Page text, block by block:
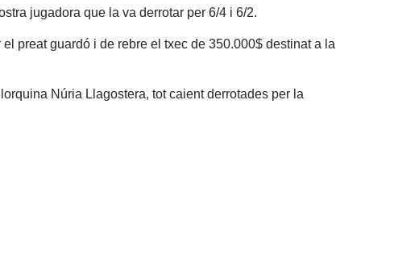
jugadora que la va derrotar per 6/4 i 6/2.
preat guardó i de rebre el txec de 350.000$ destinat a la
Núria Llagostera, tot caient derrotades per la